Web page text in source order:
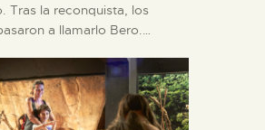
Tras la reconquista, los
a llamarlo Bero.…